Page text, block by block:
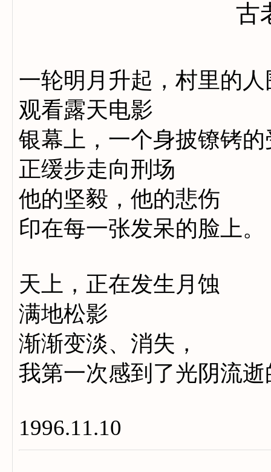
古
一轮明月升起，村里的
观看露天电影
银幕上，一个身披镣铐的
正缓步走向刑场
他的坚毅，他的悲伤
印在每一张发呆的脸上。
天上，正在发生月蚀
满地松影
渐渐变淡、消失，
我第一次感到了光阴流
1996.11.10